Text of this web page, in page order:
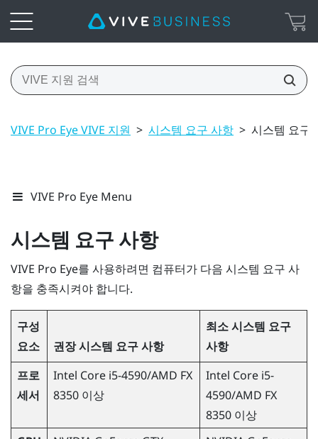
VIVE Pro Eye VIVE 지원 > 시스템 요구 사항 > 시스템 요구
VIVE Pro Eye Menu
시스템 요구 사항
VIVE Pro Eye를 사용하려면 컴퓨터가 다음 시스템 요구 사
항을 충족시켜야 합니다.
구성
요소
권장 시스템 요구 사항
최소 시스템 요구
사항
프로
세서
Intel Core i5-4590/AMD FX
8350 이상
Intel Core i5-
4590/AMD FX
8350 이상